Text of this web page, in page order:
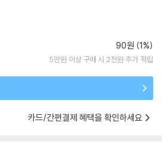
90원 (1%)
5만원 이상 구매 시 2천원 추가 적립
카드/간편결제 혜택을 확인하세요